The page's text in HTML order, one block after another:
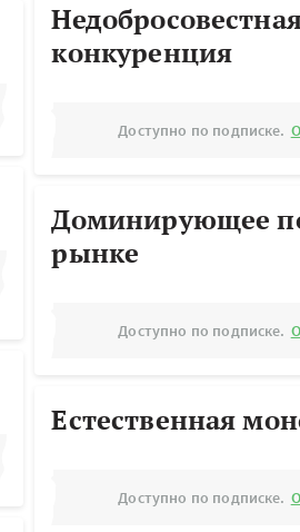
конкуренция
Доступно по подписке.
Доминирующее
рынке
Доступно по подписке.
Естественная
Доступно по подписке.